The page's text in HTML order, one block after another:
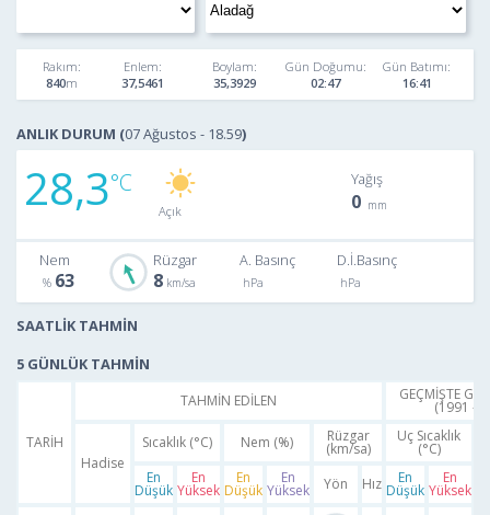
Rakım:
840
Enlem:
37,5461
Boylam:
35,3929
Gün Doğumu:
02:47
Gün Batımı:
16:41
ANLIK DURUM (07 Ağustos - 18.59)
28,3 Açık
Yağış
0
Nem
63
Rüzgar
8
A. Basınç D.İ.Basınç
SAATLİK TAHMİN
5 GÜNLÜK TAHMİN
TARİH
TAHMİN EDİLEN GEÇMİŞTE
(1991 -
Hadise
Sıcaklık (°C) Nem (%) Rüzgar
(km/sa)
Uç Sıcaklık
(°C)
En
Düşük
En
Yüksek
En
Düşük
En
Yüksek Yön Hız En
Düşük
En
Yüksek